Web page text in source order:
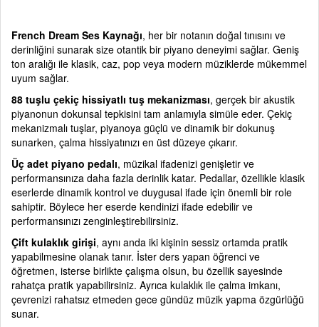
French Dream Ses Kaynağı, her bir notanın doğal tınısını ve
derinliğini sunarak size otantik bir piyano deneyimi sağlar. Geniş
ton aralığı ile klasik, caz, pop veya modern müziklerde mükemmel
uyum sağlar.
88 tuşlu çekiç hissiyatlı tuş mekanizması, gerçek bir akustik
piyanonun dokunsal tepkisini tam anlamıyla simüle eder. Çekiç
mekanizmalı tuşlar, piyanoya güçlü ve dinamik bir dokunuş
sunarken, çalma hissiyatınızı en üst düzeye çıkarır.
Üç adet piyano pedalı, müzikal ifadenizi genişletir ve
performansınıza daha fazla derinlik katar. Pedallar, özellikle klasik
eserlerde dinamik kontrol ve duygusal ifade için önemli bir role
sahiptir. Böylece her eserde kendinizi ifade edebilir ve
performansınızı zenginleştirebilirsiniz.
Çift kulaklık girişi, aynı anda iki kişinin sessiz ortamda pratik
yapabilmesine olanak tanır. İster ders yapan öğrenci ve
öğretmen, isterse birlikte çalışma olsun, bu özellik sayesinde
rahatça pratik yapabilirsiniz. Ayrıca kulaklık ile çalma imkanı,
çevrenizi rahatsız etmeden gece gündüz müzik yapma özgürlüğü
sunar.